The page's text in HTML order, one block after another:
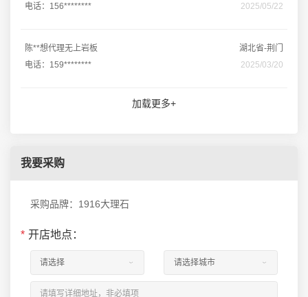
电话：156********
2025/05/22
陈**想代理无上岩板
湖北省-荆门
电话：159********
2025/03/20
加载更多+
我要采购
采购品牌：1916大理石
* 开店地点：